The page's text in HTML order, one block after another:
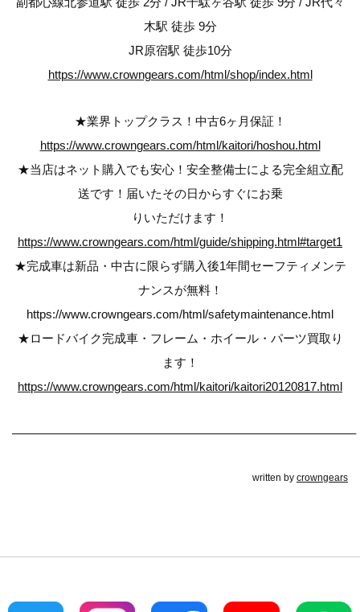
木駅 徒歩 9分
JR原宿駅 徒歩10分
https://www.crowngears.com/html/shop/index.html
★業界トップクラス！中古6ヶ月保証！
https://www.crowngears.com/html/kaitori/hoshou.html
★当店はネット購入でも安心！安全整備士による完全組立配
送です！届いたその日からすぐにお乗
りいただけます！
https://www.crowngears.com/html/guide/shipping.html#target1
★完成車は新品・中古に限らず購入後1年間セーフティメンテ
ナンスが無料！
https://www.crowngears.com/html/safetymaintenance.html
★ロードバイク完成車・フレーム・ホイール・パーツ買取り
ます！
https://www.crowngears.com/html/kaitori/kaitori20120817.html
————————————————————————————–
written by crowngears